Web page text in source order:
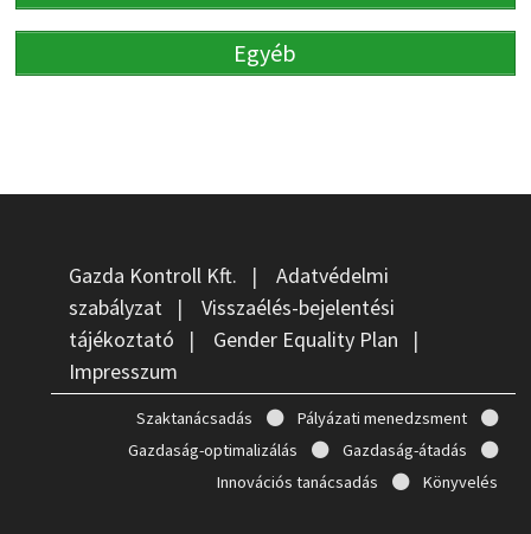
Egyéb
Gazda Kontroll Kft. | Adatvédelmi
szabályzat | Visszaélés-bejelentési
tájékoztató | Gender Equality Plan |
Impresszum
Szaktanácsadás
Pályázati menedzsment
Gazdaság-optimalizálás
Gazdaság-átadás
Innovációs tanácsadás
Könyvelés